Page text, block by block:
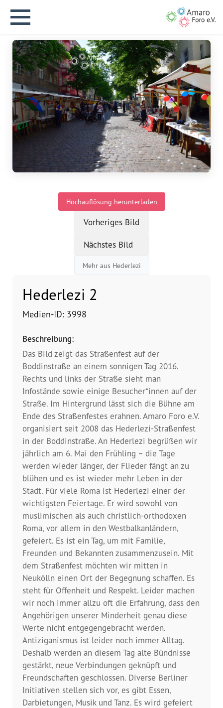
English version
Aktuelles
Über uns
Standorte
Dachorganisationen
Anlaufstelle Nevo Foro (Neue
Stadt)
Bildungsangebote für
Leistungsbehörden und
Sozialberatungsstellen
Dokumentationsstelle
Antiziganismus – DOSTA
Internationale Jugendarbeit
Abgeschlossene Projekte
Materialien
Wissenswertes
Publikationen
Mediathek
Plakate
Presse
Pressemitteilungen
Hochauflösung herunterladen
Vorheriges Bild
Nächstes Bild
Mehr aus Hederlezi
Hederlezi 2
Medien-ID: 3998
Beschreibung:
Das Bild zeigt das Straßenfest auf der
Boddinstraße an einem sonnigen Tag 2016.
Rechts und links der Straße sieht man
Infostände sowie einige Besucher*innen auf der
Straße. Im Hintergrund lässt sich die Bühne am
Ende des Straßenfestes erahnen. Amaro Foro e.V.
organisiert seit 2008 das Hederlezi-Straßenfest
in der Boddinstraße. An Hederlezi begrüßen wir
jährlich am 6. Mai den Frühling – die Tage
werden wieder länger, der Flieder fängt an zu
blühen und es ist wieder mehr Leben in der
Stadt. Für viele Roma ist Hederlezi einer der
wichtigsten Feiertage. Er wird sowohl von
muslimischen als auch christlich-orthodoxen
Roma, vor allem in den Westbalkanländern,
gefeiert. Es ist ein Tag, um mit Familie,
Freunden und Bekannten zusammenzusein. Mit
dem Straßenfest möchten wir mitten in
Neukölln einen Ort der Begegnung schaffen. Es
steht für Offenheit und Respekt. Leider machen
wir noch immer allzu oft die Erfahrung, dass den
Angehörigen unserer Minderheit genau diese
Werte nicht entgegengebracht werden.
Antiziganismus ist leider noch immer Alltag.
Deshalb werden an diesem Tag alte Bündnisse
gestärkt, neue Verbindungen geknüpft und
Freundschaften geschlossen. Diverse Berliner
Initiativen stellen sich vor, es gibt Essen,
Darbietungen, Musik und Tanz. Es wird gefeiert